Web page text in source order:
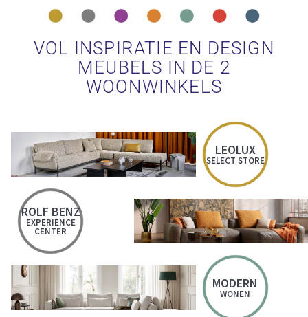
VOL INSPIRATIE EN DESIGN
MEUBELS IN DE 2
WOONWINKELS
LEOLUX
SELECT STORE
ROLF BENZ
EXPERIENCE
CENTER
MODERN
WONEN